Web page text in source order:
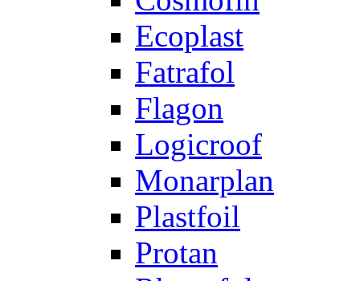
Ecoplast
Fatrafol
Flagon
Logicroof
Monarplan
Plastfoil
Protan